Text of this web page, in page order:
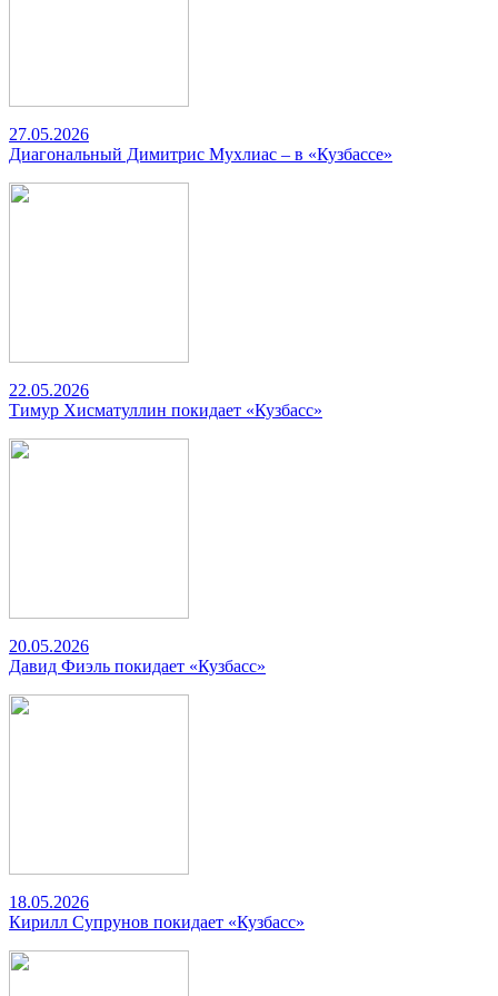
27.05.2026
Диагональный Димитрис Мухлиас – в «Кузбассе»
22.05.2026
Тимур Хисматуллин покидает «Кузбасс»
20.05.2026
Давид Фиэль покидает «Кузбасс»
18.05.2026
Кирилл Супрунов покидает «Кузбасс»